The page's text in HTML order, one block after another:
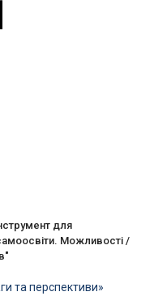
для
Можливості /